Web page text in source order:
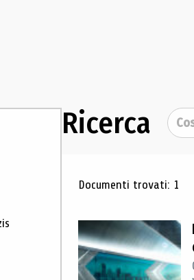
Ricerca Cerca
Risultati
Documenti trovati: 1